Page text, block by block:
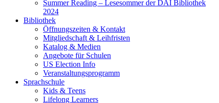
Summer Reading – Lesesommer der DAI Bibliothek
2024
Bibliothek
Öffnungszeiten & Kontakt
Mitgliedschaft & Leihfristen
Katalog & Medien
Angebote für Schulen
US Election Info
Veranstaltungsprogramm
Sprachschule
Kids & Teens
Lifelong Learners